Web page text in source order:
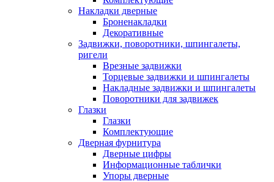
Накладки дверные
Броненакладки
Декоративные
Задвижки, поворотники, шпингалеты,
ригели
Врезные задвижки
Торцевые задвижки и шпингалеты
Накладные задвижки и шпингалеты
Поворотники для задвижек
Глазки
Глазки
Комплектующие
Дверная фурнитура
Дверные цифры
Информационные таблички
Упоры дверные